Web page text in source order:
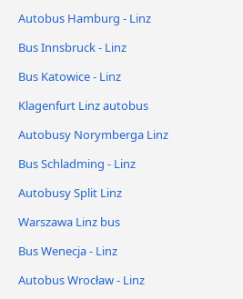
Autobus Hamburg - Linz
Bus Innsbruck - Linz
Bus Katowice - Linz
Klagenfurt Linz autobus
Autobusy Norymberga Linz
Bus Schladming - Linz
Autobusy Split Linz
Warszawa Linz bus
Bus Wenecja - Linz
Autobus Wrocław - Linz